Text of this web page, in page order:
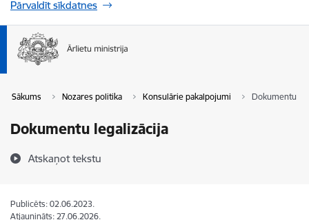
Pārvaldīt sīkdatnes
Sākums Nozares politika Konsulārie pakalpojumi Dokumentu
Dokumentu legalizācija
Atskaņot tekstu
Publicēts: 02.06.2023.
Atjaunināts: 27.06.2026.